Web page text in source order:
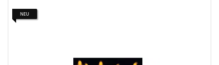
NEU